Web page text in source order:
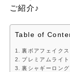
ご紹介♪
Table of
裏ボアフェイク
プレミアムライ
裏シャギーロン